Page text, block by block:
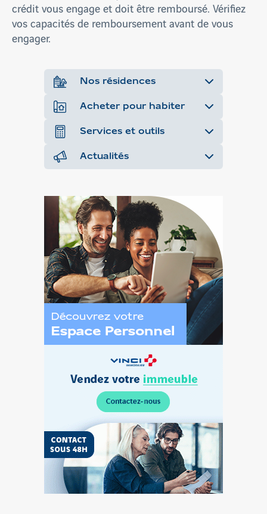
Nos résidences
Acheter pour habiter
Services et outils
Actualités
Personnel
crédit vous engage et doit être remboursé. Vérifiez
vos capacités de remboursement avant de vous
engager.